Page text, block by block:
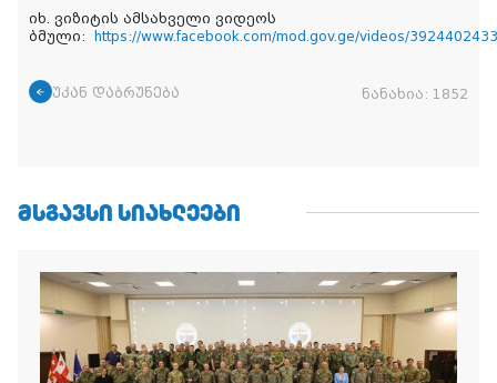
იხ. ვიზიტის ამსახველი ვიდეოს
ბმული:
https://www.facebook.com/mod.gov.ge/videos/
უკან დაბრუნება ნანახია: 1852
ᲛᲡᲒᲐᲕᲡᲘ ᲡᲘᲐᲮᲚᲔᲔᲑᲘ